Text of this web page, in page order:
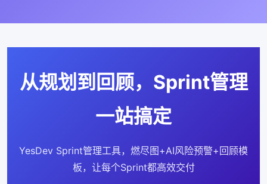
从规划到回顾，Sprint管理
一站搞定
YesDev Sprint管理工具，燃尽图+AI风险预警+回顾模
板，让每个Sprint都高效交付